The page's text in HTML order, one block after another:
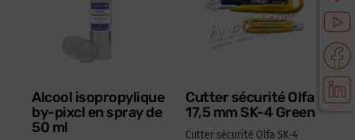
Alcool isopropylique
by-pixcl en spray de
50 ml
Cutter sécurité Olfa
17,5 mm SK-4 Green
Cutter sécurité Olfa SK-4